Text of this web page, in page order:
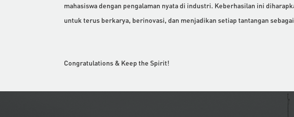
mahasiswa dengan pengalaman nyata di industri. Keberhasilan ini
untuk terus berkarya, berinovasi, dan menjadikan setiap tantangan
Congratulations & Keep the Spirit!